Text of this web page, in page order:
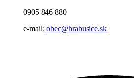
0905 846 880
e-mail: obec@hrabusice.sk